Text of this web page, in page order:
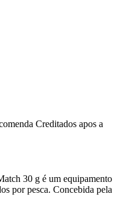
Creditados apos a
30 g é um equipamento
por pesca. Concebida pela